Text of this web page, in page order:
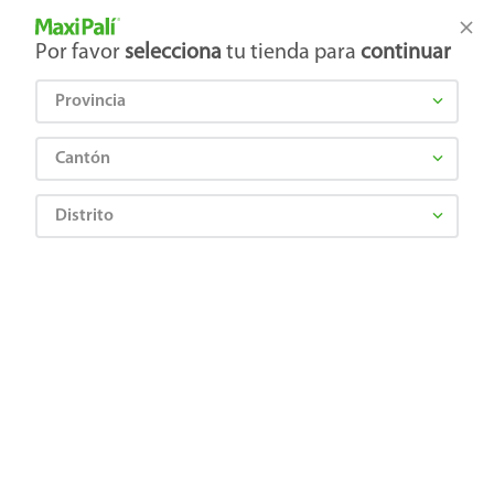
Tienda Maxi Palí
Por favor selecciona tu tienda para continuar
Provincia
Cantón
Distrito